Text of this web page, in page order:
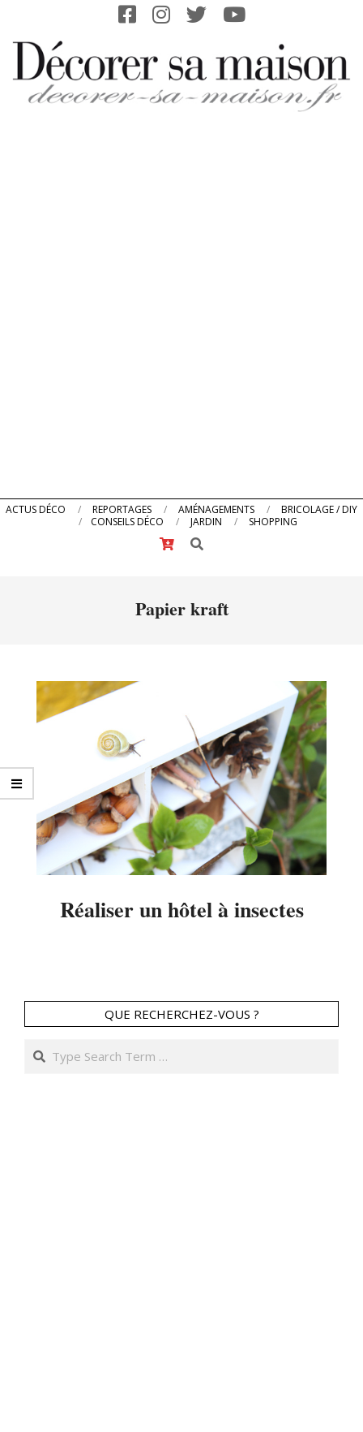
content
Primary
ACTUS DÉCO REPORTAGES AMÉNAGEMENTS
BRICOLAGE / DIY
CONSEILS DÉCO
JARDIN
SHOPPING
Search
Papier kraft
Réaliser un hôtel à insectes
QUE RECHERCHEZ-VOUS ?
Search